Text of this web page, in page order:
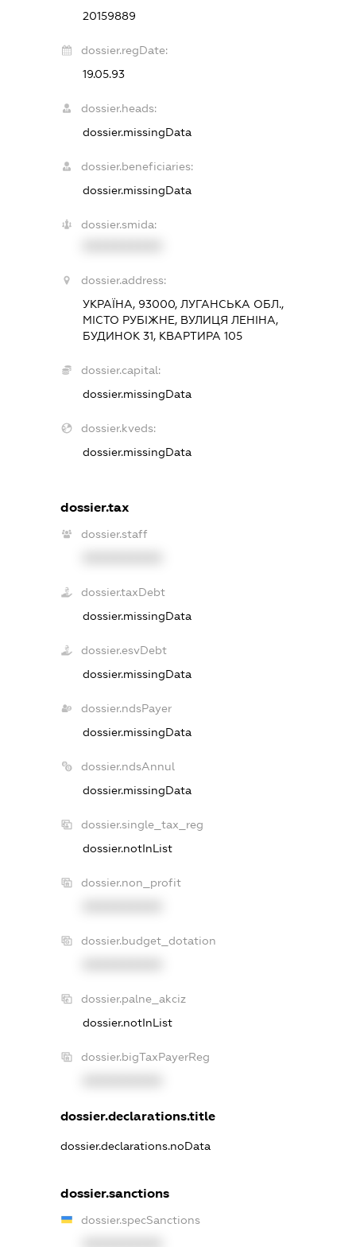
20159889
dossier.regDate:
19.05.93
dossier.heads:
dossier.missingData
dossier.beneficiaries:
dossier.missingData
dossier.smida:
dossier.address:
УКРАЇНА, 93000, ЛУГАНСЬКА ОБЛ.,
МІСТО РУБІЖНЕ, ВУЛИЦЯ ЛЕНІНА,
БУДИНОК 31, КВАРТИРА 105
dossier.capital:
dossier.missingData
dossier.kveds:
dossier.missingData
dossier.tax
dossier.staff
dossier.taxDebt
dossier.missingData
dossier.esvDebt
dossier.missingData
dossier.ndsPayer
dossier.missingData
dossier.ndsAnnul
dossier.missingData
dossier.single_tax_reg
dossier.notInList
dossier.non_profit
dossier.budget_dotation
dossier.palne_akciz
dossier.notInList
dossier.bigTaxPayerReg
dossier.declarations.title
dossier.declarations.noData
dossier.sanctions
dossier.specSanctions